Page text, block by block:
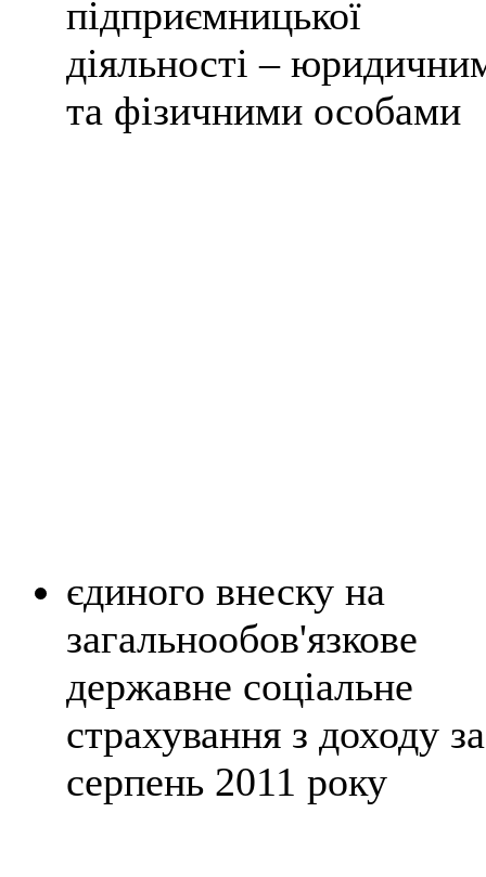
підприємницької
діяльності –
та фізичними особами
єдиного внеску на
загальнообов'язкове
державне соціальне
страхування з доходу за
серпень 2011 року